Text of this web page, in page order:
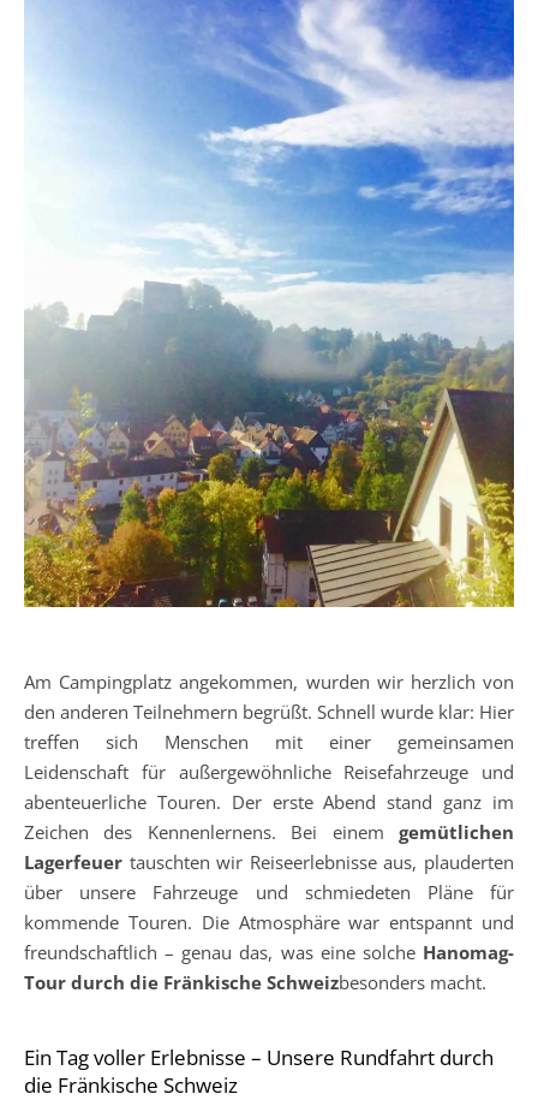
Am Campingplatz angekommen, wurden wir herzlich von
den anderen Teilnehmern begrüßt. Schnell wurde klar: Hier
treffen sich Menschen mit einer gemeinsamen
Leidenschaft für außergewöhnliche Reisefahrzeuge und
abenteuerliche Touren. Der erste Abend stand ganz im
Zeichen des Kennenlernens. Bei einem gemütlichen
Lagerfeuer tauschten wir Reiseerlebnisse aus, plauderten
über unsere Fahrzeuge und schmiedeten Pläne für
kommende Touren. Die Atmosphäre war entspannt und
freundschaftlich – genau das, was eine solche Hanomag-
Tour durch die Fränkische Schweizbesonders macht.
Ein Tag voller Erlebnisse – Unsere Rundfahrt durch
die Fränkische Schweiz